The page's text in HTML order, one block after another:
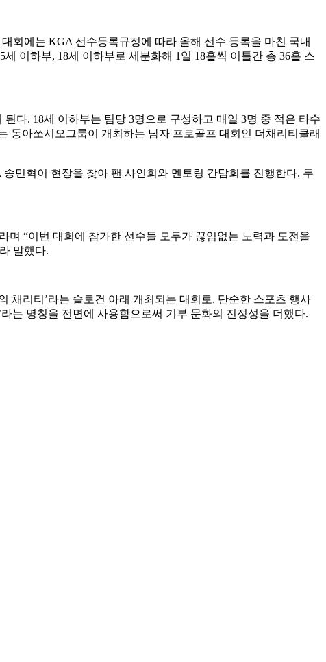
회에는 KGA 선수등록규정에 따라 올해 선수 등록을 마친 국내
이하부, 18세 이하부로 세분화해 1일 18홀씩 이틀간 총 36홀 스
다. 18세 이하부는 팀당 3명으로 구성하고 매일 3명 중 적은 타수
동아쏘시오그룹이 개최하는 남자 프로골프 대회인 더채리티클래
민혁이 현장을 찾아 팬 사인회와 멘토링 간담회를 진행한다. 두
며 “이번 대회에 참가한 선수들 모두가 끊임없는 노력과 도전을
말했다.
채리티’라는 슬로건 아래 개최되는 대회로, 단순한 스포츠 행사
는 명칭을 전면에 사용함으로써 기부 문화의 진정성을 더했다.